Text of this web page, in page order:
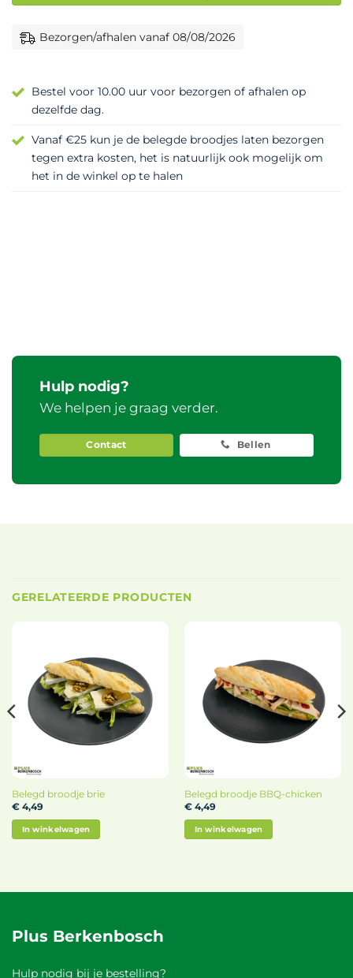
Bezorgen/afhalen vanaf 08/08/2026
Bestel voor 10.00 uur voor bezorgen of afhalen op
dezelfde dag.
Vanaf €25 kun je de belegde broodjes laten bezorgen
tegen extra kosten, het is natuurlijk ook mogelijk om
het in de winkel op te halen
Hulp nodig?
We helpen je graag verder.
Contact Bellen
GERELATEERDE PRODUCTEN
Belegd broodje brie
€4,49
In winkelwagen
Belegd broodje BBQ-chicken
€4,49
In winkelwagen
Plus Berkenbosch
Hulp nodig bij je bestelling?